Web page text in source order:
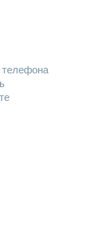
телефона